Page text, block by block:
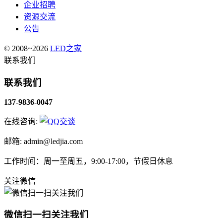
企业招聘
资源交流
公告
© 2008~2026 LED之家
联系我们
联系我们
137-9836-0047
在线咨询:
邮箱: admin@ledjia.com
工作时间：周一至周五，9:00-17:00，节假日休息
关注微信
微信扫一扫关注我们